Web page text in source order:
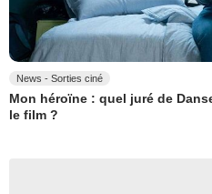
News - Sorties ciné
Mon héroïne : quel juré de
le film ?